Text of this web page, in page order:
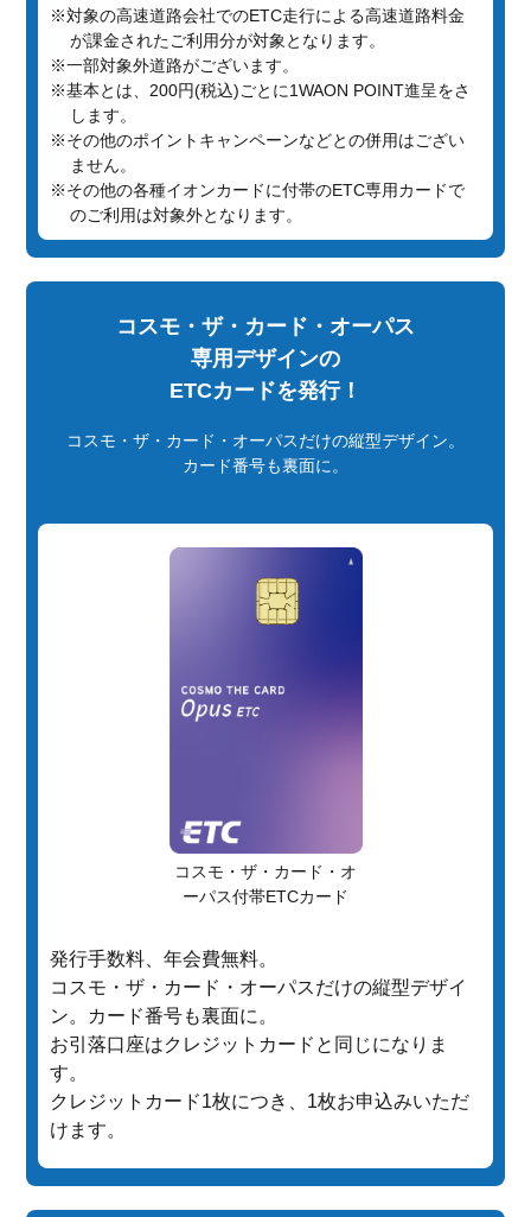
※対象の高速道路会社でのETC走行による高速道路料金
が課金されたご利用分が対象となります。
※一部対象外道路がございます。
※基本とは、200円(税込)ごとに1WAON POINT進呈をさ
します。
※その他のポイントキャンペーンなどとの併用はござい
ません。
※その他の各種イオンカードに付帯のETC専用カードで
のご利用は対象外となります。
コスモ・ザ・カード・オーパス
専用デザインの
ETCカードを発行！
コスモ・ザ・カード・オーパスだけの縦型デザイン。
カード番号も裏面に。
コスモ・ザ・カード・オ
ーパス付帯ETCカード
発行手数料、年会費無料。
コスモ・ザ・カード・オーパスだけの縦型デザイ
ン。カード番号も裏面に。
お引落口座はクレジットカードと同じになりま
す。
クレジットカード1枚につき、1枚お申込みいただ
けます。